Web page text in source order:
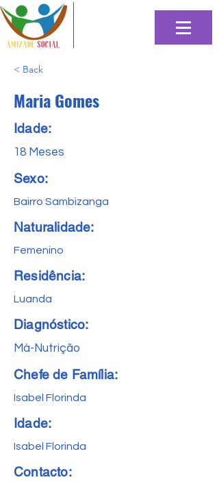
< Back
Maria Gomes
Idade:
18 Meses
Sexo:
Bairro Sambizanga
Naturalidade:
Femenino
Residência:
Luanda
Diagnóstico:
Má-Nutrição
Chefe de Família:
Isabel Florinda
Idade:
Isabel Florinda
Contacto: